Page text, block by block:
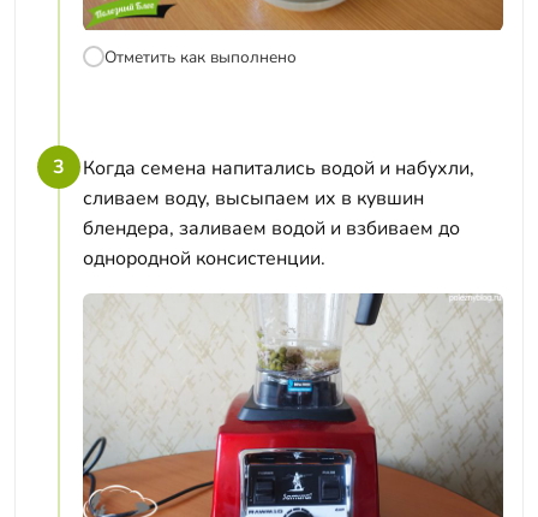
Отметить как выполнено
3
Когда семена напитались водой и набухли,
сливаем воду, высыпаем их в кувшин
блендера, заливаем водой и взбиваем до
однородной консистенции.